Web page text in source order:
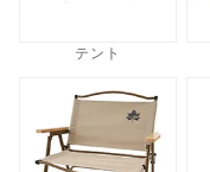
テント